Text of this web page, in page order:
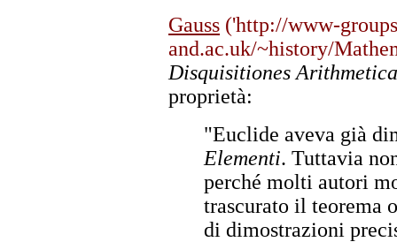
Gauss ('http://www-
and.ac.uk/~history/
Disquisitiones
proprietà:
"Euclide aveva già
Elementi. Tuttavia
perché molti autori
trascurato il teorema
di dimostrazioni